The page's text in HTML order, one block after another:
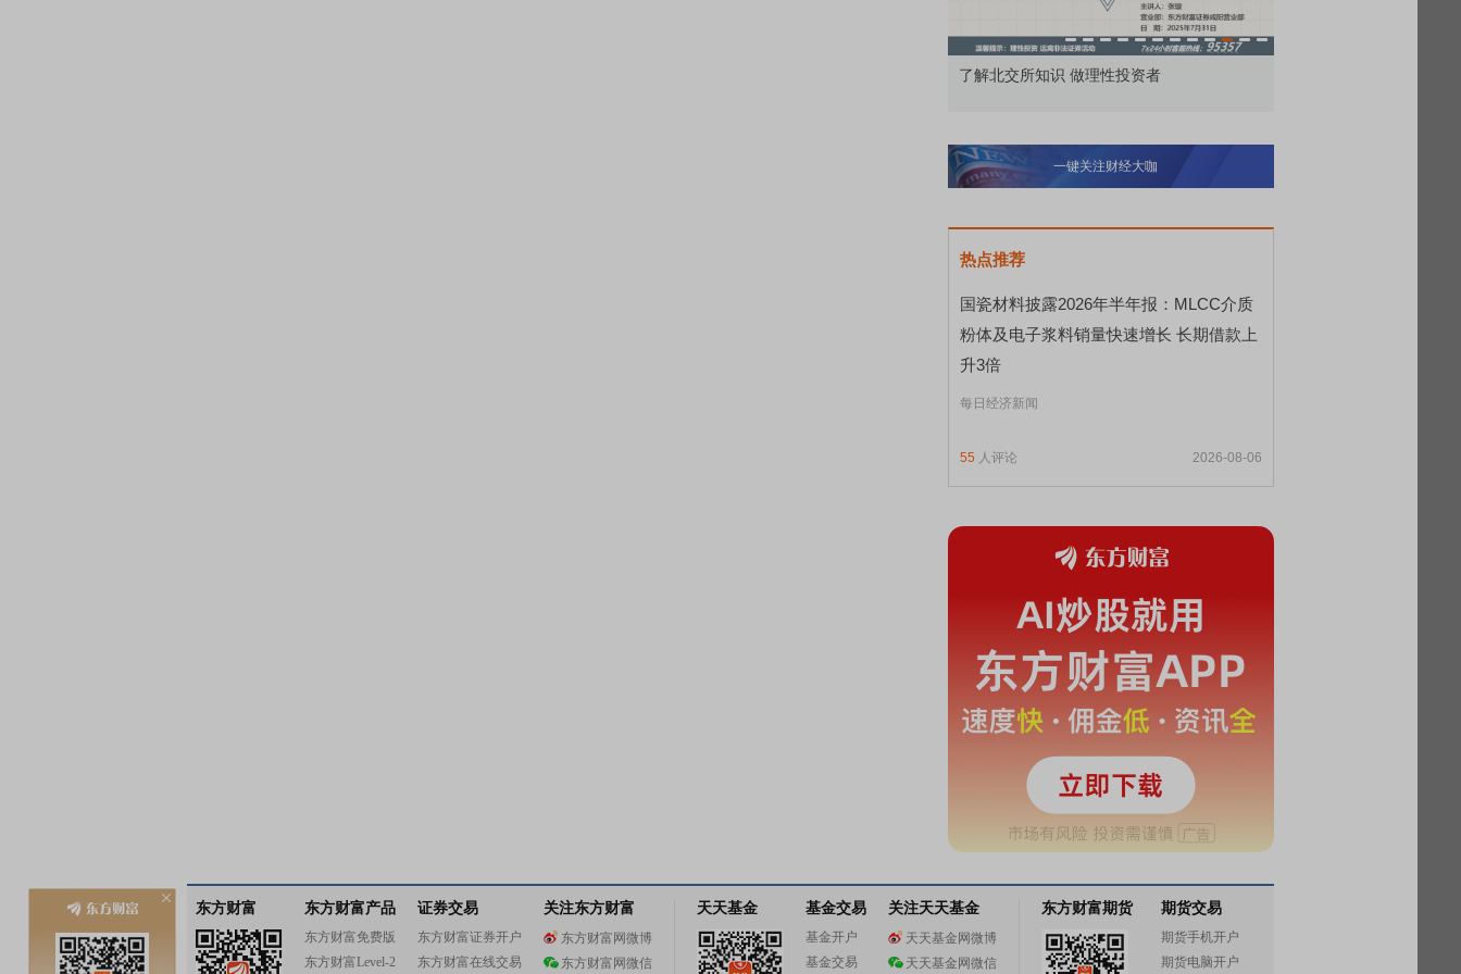
市价委托那么多种，究竟怎么用？
一键关注财经大咖
热点推荐
国瓷材料披露2026年半年报：MLCC介质
粉体及电子浆料销量快速增长 长期借款上
升3倍
每日经济新闻
55 人评论 2026-08-06
东方财富 东方财富产品
东方财富免费版
东方财富Level-2
证券交易
东方财富证券开户
东方财富在线交易
关注东方财富
东方财富网微博
东方财富网微信
天天基金 基金交易
基金开户
基金交易
关注天天基金
天天基金网微博
天天基金网微信
东方财富期货 期货交易
期货手机开户
期货电脑开户